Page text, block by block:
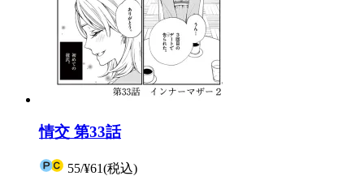
情交 第33話
55/¥61(税込)